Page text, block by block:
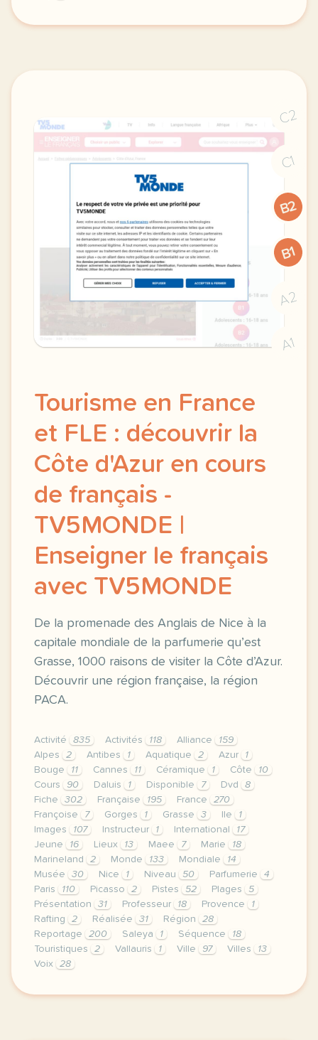
le respect de votre vie privee est une priorite
C2
C1
B2
B1
A2
A1
Tourisme en France
et FLE : découvrir la
Côte d'Azur en cours
de français -
TV5MONDE |
Enseigner le français
avec TV5MONDE
De la promenade des Anglais de Nice à la
capitale mondiale de la parfumerie qu’est
Grasse, 1000 raisons de visiter la Côte d’Azur.
Découvrir une région française, la région
PACA.
Activité 835 Activités 118 Alliance
159
Alpes
2 Antibes 1 Aquatique 2 Azur
1
Bouge
11 Cannes 11 Céramique 1 Côte
10
Cours
90 Daluis 1 Disponible 7 Dvd
8
Fiche
302 Française 195 France
270
Françoise
7 Gorges 1 Grasse 3 Ile
1
Images
107 Instructeur 1 International
17
Jeune
16 Lieux 13 Maee 7 Marie
18
Marineland
2 Monde 133 Mondiale
14
Musée
30 Nice 1 Niveau 50 Parfumerie
4
Paris
110 Picasso 2 Pistes 52 Plages
5
Présentation
31 Professeur 18 Provence
1
Rafting
2 Réalisée 31 Région
28
Reportage
200 Saleya 1 Séquence
18
Touristiques
2 Vallauris 1 Ville 97 Villes
13
Voix
28
le respect de votre vie privee est une priorite